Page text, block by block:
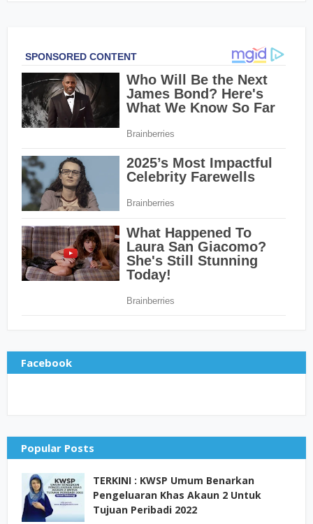
Facebook
Popular Posts
TERKINI : KWSP Umum Benarkan
Pengeluaran Khas Akaun 2 Untuk
Tujuan Peribadi 2022